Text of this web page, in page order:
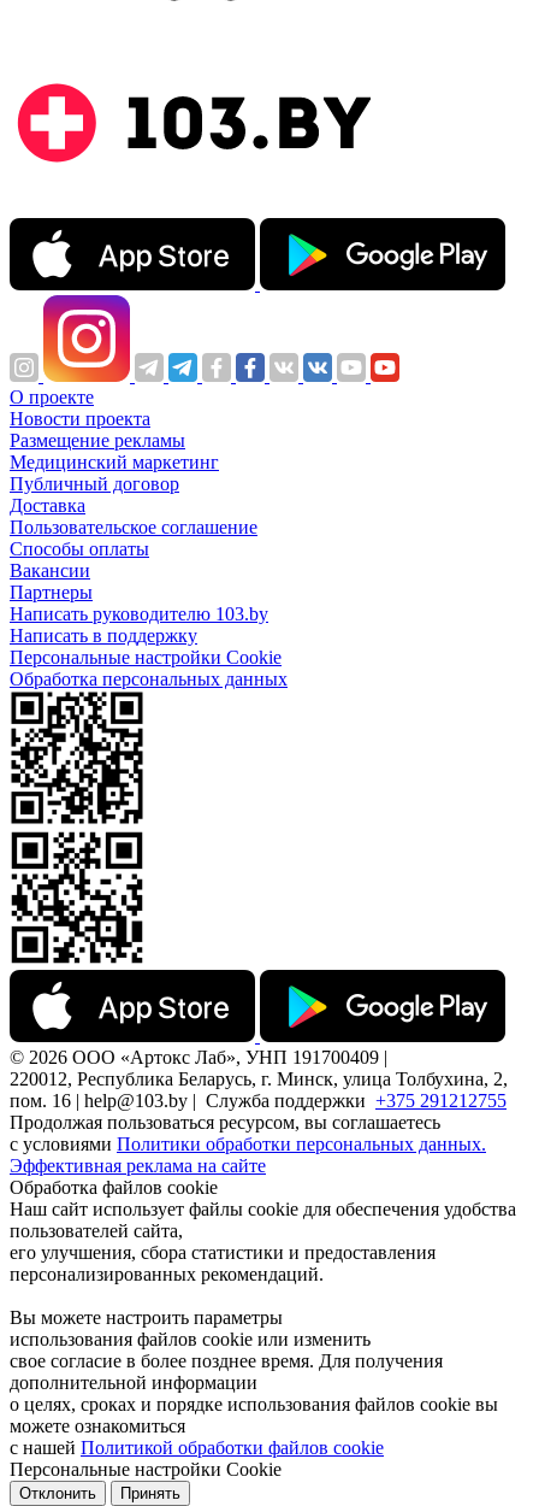
О проекте
Новости проекта
Размещение рекламы
Медицинский маркетинг
Публичный договор
Доставка
Пользовательское соглашение
Способы оплаты
Вакансии
Партнеры
Написать руководителю 103.by
Написать в поддержку
Персональные настройки Cookie
Обработка персональных данных
© 2026 ООО «Артокс Лаб», УНП 191700409 |
220012, Республика Беларусь, г. Минск, улица Толбухина, 2,
пом. 16 | help@103.by | Служба поддержки +375 291212755
Продолжая пользоваться ресурсом, вы соглашаетесь
с условиями Политики обработки персональных данных.
Эффективная реклама на сайте
Обработка файлов cookie
Наш сайт использует файлы cookie для обеспечения удобства
пользователей сайта,
его улучшения, сбора статистики и предоставления
персонализированных рекомендаций.
Вы можете настроить параметры
использования файлов cookie или изменить
свое согласие в более позднее время. Для получения
дополнительной информации
о целях, сроках и порядке использования файлов cookie вы
можете ознакомиться
с нашей Политикой обработки файлов cookie
Персональные настройки Cookie
Отклонить Принять